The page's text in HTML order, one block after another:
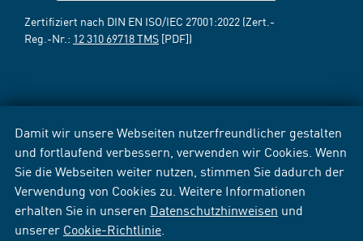
Damit wir unsere Webseiten nutzerfreundlicher gestalten
und fortlaufend verbessern, verwenden wir Cookies. Wenn
Sie die Webseiten weiter nutzen, stimmen Sie dadurch der
Verwendung von Cookies zu. Weitere Informationen
erhalten Sie in unseren Datenschutzhinweisen und
unserer Cookie-Richtlinie
Zertifiziert nach DIN EN ISO/IEC 27001:2022 (Zert.-
Reg.-Nr.: 12 310 69718 TMS [PDF])